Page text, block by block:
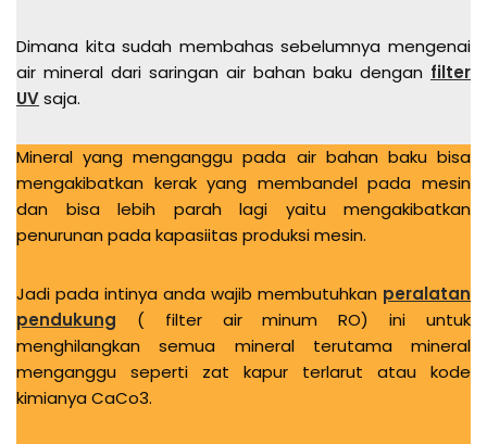
Dimana kita sudah membahas sebelumnya mengenai
air mineral dari saringan air bahan baku dengan filter
UVsaja.
Mineral yang menganggu pada air bahan baku bisa
mengakibatkan kerak yang membandel pada mesin
dan bisa lebih parah lagi yaitu mengakibatkan
penurunan pada kapasiitas produksi mesin.
Jadi pada intinya anda wajib membutuhkan peralatan
pendukung ( filter air minum RO) ini untuk
menghilangkan semua mineral terutama mineral
menganggu seperti zat kapur terlarut atau kode
kimianya CaCo3.